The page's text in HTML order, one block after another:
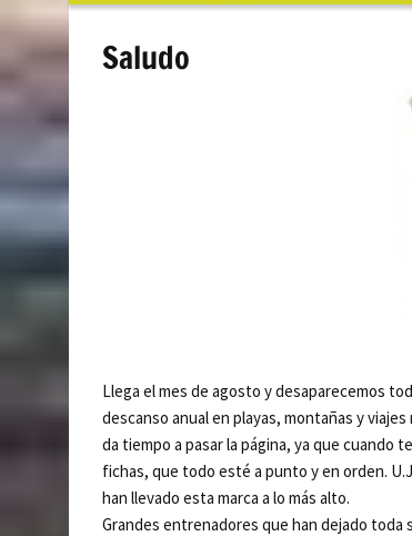
contenido
Saludo
Llega el mes de agosto y desaparecemos
descanso anual en playas, montañas y
da tiempo a pasar la página, ya que cuando
fichas, que todo esté a punto y en orden.
han llevado esta marca a lo más alto.
Grandes entrenadores que han dejado